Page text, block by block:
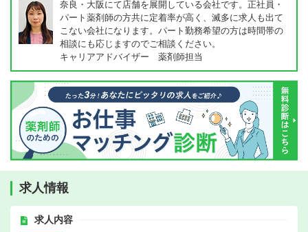
奈良・大阪にて店舗を展開している会社です。正社員・
パート薬剤師の方共に定着率が高く、滅多に求人も出て
こない会社になります。パート勤務希望の方は時間帯の
相談にも応じますのでご相談ください。
キャリアアドバイザー 薬剤師担当
求人情報
求人内容